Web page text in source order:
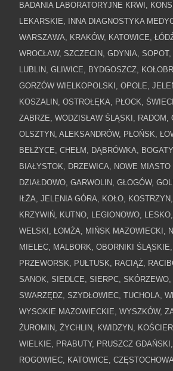
BADANIA LABORATORYJNE KRWI,
LEKARSKIE, INNA DIAGNOSTYKA
WARSZAWA, KRAKÓW, KATOWICE,
WROCŁAW, SZCZECIN, GDYNIA,
LUBLIN, GLIWICE, BYDGOSZCZ,
GORZÓW WIELKOPOLSKI, OPOLE,
KOSZALIN, OSTROŁĘKA, PŁOCK,
ZABRZE, WODZISŁAW ŚLĄSKI, RADOM,
OLSZTYN, ALEKSANDRÓW, PŁOŃSK,
BEŁŻYCE, CHEŁM, DĄBRÓWKA,
BIAŁYSTOK, DRZEWICA, NOWE MIASTO
DZIAŁDOWO, GARWOLIN, GŁOGÓW,
IŁŻA, JELENIA GÓRA, KOŁO,
KRZYWIŃ, KUTNO, LEGIONOWO,
WELSKI, ŁOMŻA, MIŃSK MAZOWIECKI,
MIELEC, MALBORK, OBORNIKI
PRZEWORSK, PUŁTUSK, RACIĄŻ,
SANOK, SIEDLCE, SIERPC, SKÓRZEWO,
SWARZĘDZ, SZYDŁOWIEC, TUCHOLA,
WYSOKIE MAZOWIECKIE, WYSZKÓW,
ŻUROMIN, ŻYCHLIN, KWIDZYN,
WIELKIE, PRABUTY, PRUSZCZ
ROGOWIEC, KATOWICE,